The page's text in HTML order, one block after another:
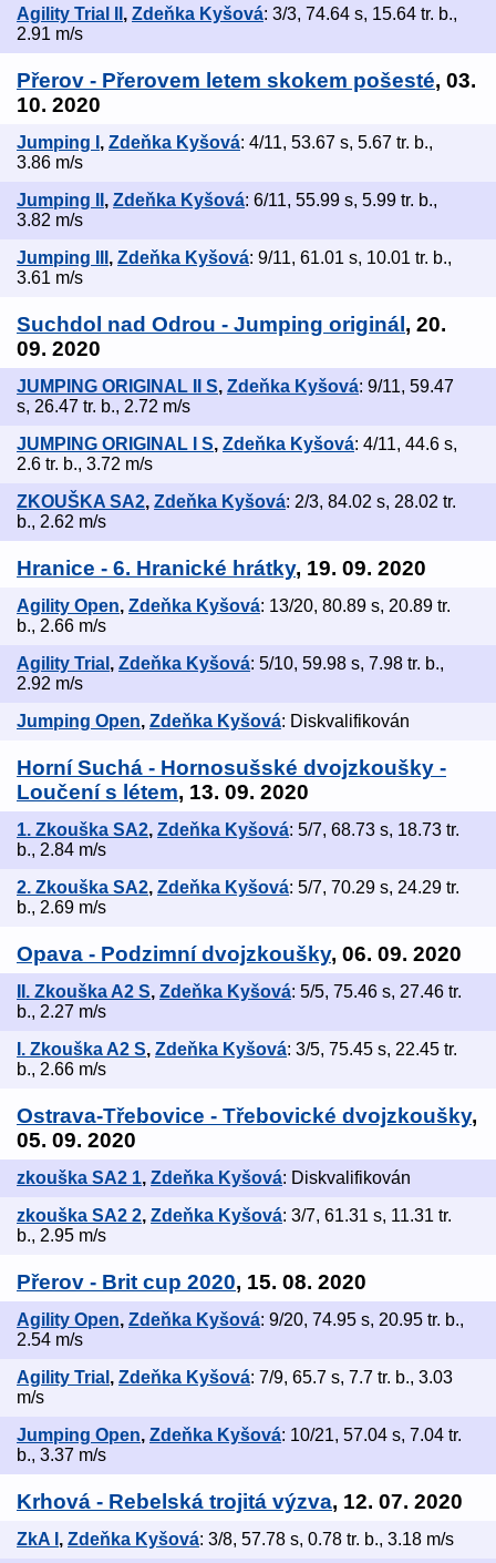
Agility Trial II , Zdeňka Kyšová: 3/3, 74.64 s, 15.64 tr. b.,
2.91 m/s
Přerov - Přerovem letem skokem pošesté, 03.
10. 2020
Jumping I , Zdeňka Kyšová: 4/11, 53.67 s, 5.67 tr. b.,
3.86 m/s
Jumping II , Zdeňka Kyšová: 6/11, 55.99 s, 5.99 tr. b.,
3.82 m/s
Jumping III , Zdeňka Kyšová: 9/11, 61.01 s, 10.01 tr. b.,
3.61 m/s
Suchdol nad Odrou - Jumping originál, 20.
09. 2020
JUMPING ORIGINAL II S, Zdeňka Kyšová: 9/11, 59.47
s, 26.47 tr. b., 2.72 m/s
JUMPING ORIGINAL I S, Zdeňka Kyšová: 4/11, 44.6 s,
2.6 tr. b., 3.72 m/s
ZKOUŠKA SA2, Zdeňka Kyšová: 2/3, 84.02 s, 28.02 tr.
b., 2.62 m/s
Hranice - 6. Hranické hrátky, 19. 09. 2020
Agility Open, Zdeňka Kyšová: 13/20, 80.89 s, 20.89 tr.
b., 2.66 m/s
Agility Trial , Zdeňka Kyšová: 5/10, 59.98 s, 7.98 tr. b.,
2.92 m/s
Jumping Open, Zdeňka Kyšová: Diskvalifikován
Horní Suchá - Hornosušské dvojzkoušky -
Loučení s létem, 13. 09. 2020
1. Zkouška SA2, Zdeňka Kyšová: 5/7, 68.73 s, 18.73 tr.
b., 2.84 m/s
2. Zkouška SA2, Zdeňka Kyšová: 5/7, 70.29 s, 24.29 tr.
b., 2.69 m/s
Opava - Podzimní dvojzkoušky, 06. 09. 2020
II. Zkouška A2 S, Zdeňka Kyšová: 5/5, 75.46 s, 27.46 tr.
b., 2.27 m/s
I. Zkouška A2 S, Zdeňka Kyšová: 3/5, 75.45 s, 22.45 tr.
b., 2.66 m/s
Ostrava-Třebovice - Třebovické dvojzkoušky,
05. 09. 2020
zkouška SA2 1, Zdeňka Kyšová: Diskvalifikován
zkouška SA2 2, Zdeňka Kyšová: 3/7, 61.31 s, 11.31 tr.
b., 2.95 m/s
Přerov - Brit cup 2020, 15. 08. 2020
Agility Open, Zdeňka Kyšová: 9/20, 74.95 s, 20.95 tr. b.,
2.54 m/s
Agility Trial , Zdeňka Kyšová: 7/9, 65.7 s, 7.7 tr. b., 3.03
m/s
Jumping Open, Zdeňka Kyšová: 10/21, 57.04 s, 7.04 tr.
b., 3.37 m/s
Krhová - Rebelská trojitá výzva, 12. 07. 2020
ZkA I , Zdeňka Kyšová: 3/8, 57.78 s, 0.78 tr. b., 3.18 m/s